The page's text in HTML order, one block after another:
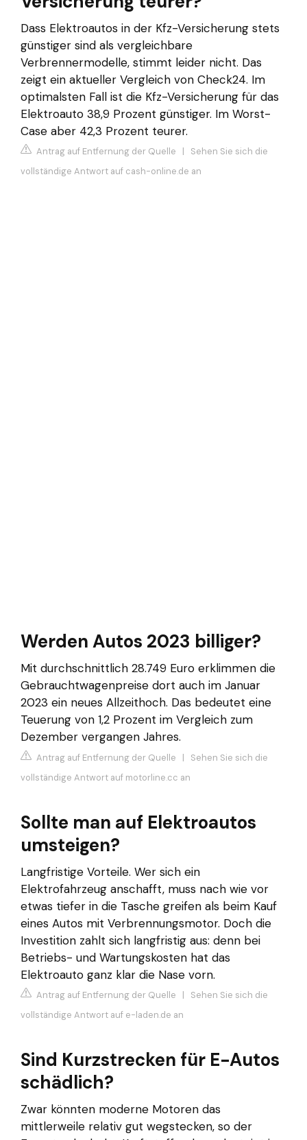
Dass Elektroautos in der Kfz-Versicherung stets
günstiger sind als vergleichbare
Verbrennermodelle, stimmt leider nicht. Das
zeigt ein aktueller Vergleich von Check24. Im
optimalsten Fall ist die Kfz-Versicherung für das
Elektroauto 38,9 Prozent günstiger. Im Worst-
Case aber 42,3 Prozent teurer.
Antrag auf Entfernung der Quelle | Sehen Sie sich die
vollständige Antwort auf cash-online.de an
Werden Autos 2023 billiger?
Mit durchschnittlich 28.749 Euro erklimmen die
Gebrauchtwagenpreise dort auch im Januar
2023 ein neues Allzeithoch. Das bedeutet eine
Teuerung von 1,2 Prozent im Vergleich zum
Dezember vergangen Jahres.
Antrag auf Entfernung der Quelle | Sehen Sie sich die
vollständige Antwort auf motorline.cc an
Sollte man auf Elektroautos
umsteigen?
Langfristige Vorteile. Wer sich ein
Elektrofahrzeug anschafft, muss nach wie vor
etwas tiefer in die Tasche greifen als beim Kauf
eines Autos mit Verbrennungsmotor. Doch die
Investition zahlt sich langfristig aus: denn bei
Betriebs- und Wartungskosten hat das
Elektroauto ganz klar die Nase vorn.
Antrag auf Entfernung der Quelle | Sehen Sie sich die
vollständige Antwort auf e-laden.de an
Sind Kurzstrecken für E-Autos
schädlich?
Zwar könnten moderne Motoren das
mittlerweile relativ gut wegstecken, so der